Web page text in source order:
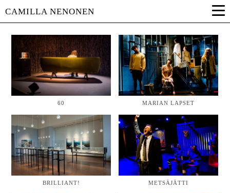
CAMILLA NENONEN
60 MARIAN LAPSET
BRILLIANT! METSÄJÄTTI